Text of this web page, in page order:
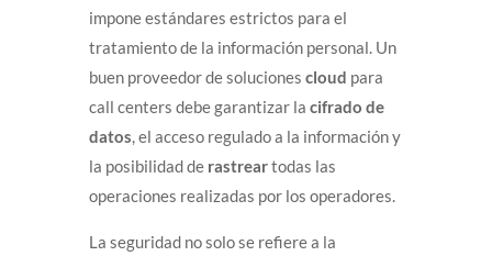
impone estándares estrictos para el
tratamiento de la información personal. Un
buen proveedor de soluciones cloud para
call centers debe garantizar la cifrado de
datos, el acceso regulado a la información y
la posibilidad de rastreartodas las
operaciones realizadas por los operadores.
La seguridad no solo se refiere a la